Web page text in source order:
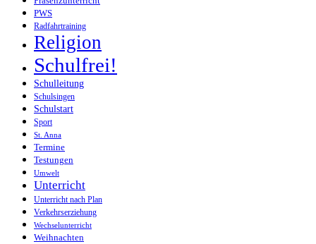
PWS
Radfahrtraining
Religion
Schulfrei!
Schulleitung
Schulsingen
Schulstart
Sport
St. Anna
Termine
Testungen
Umwelt
Unterricht
Unterricht nach Plan
Verkehrserziehung
Wechselunterricht
Weihnachten